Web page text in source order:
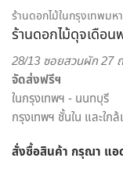
สินค้าให้ถึงมือผู้รับไ
ออนไลน์ ที่เน้นให้บริ
สะดวกสบาย ครบค
เราพร้อมรังสรรค์สิ
สามารถเลือกสั่งดอ
ทีมงานจาก ร้านดอก
ปรึกษาแนะนำเรื่องก
ประทับใจให้กับผู้รับ
ร้านดอกไม้ในกรุงเทพมห
ร้านดอกไม้ดุจเดือ
28/13 ซอยสวนผัก 27
จัดส่งฟรีฯ
ในกรุงเทพฯ - นนทบุรี
กรุงเทพฯ ชั้นใน และใกล้
สั่งซื้อสินค้า กรุณา แอ